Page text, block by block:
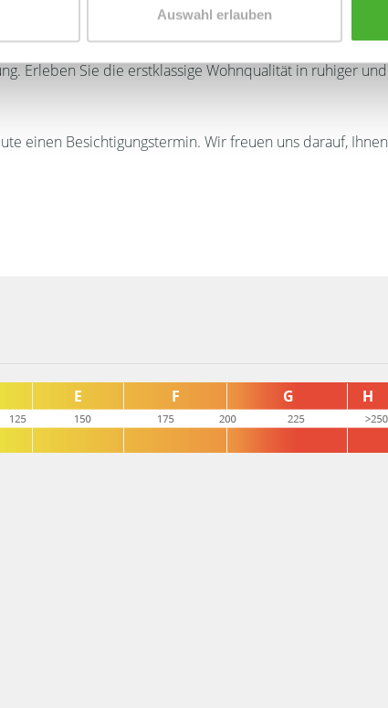
Auswahl erlauben
ein perfektes Zuhause für anspruchsvolle Mieter
Erleben Sie die erstklassige Wohnqualität in ruhiger und
einen Besichtigungstermin. Wir freuen uns darauf, Ihnen